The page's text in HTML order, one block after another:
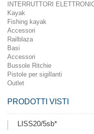
INTERRUTTORI
Kayak
Fishing kayak
Accessori
Railblaza
Basi
Accessori
Bussole Ritchie
Pistole per sigillanti
Outlet
PRODOTTI VISTI
LISS20/5sb*